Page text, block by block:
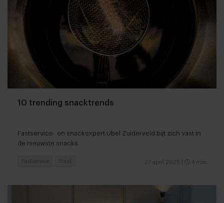
10 trending snacktrends
Fastservice- en snackexpert Ubel Zuiderveld bijt zich vast in
de nieuwste snacks
27 april 2025 4 min
Fastservice Food